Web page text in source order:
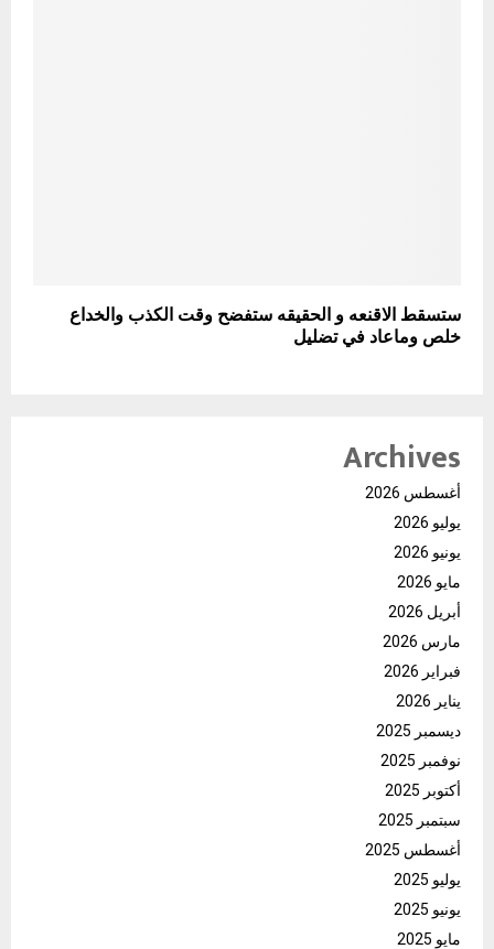
ستسقط الاقنعه و الحقيقه ستفضح وقت الكذب والخداع
خلص وماعاد في تضليل
Archives
أغسطس 2026
يوليو 2026
يونيو 2026
مايو 2026
أبريل 2026
مارس 2026
فبراير 2026
يناير 2026
ديسمبر 2025
نوفمبر 2025
أكتوبر 2025
سبتمبر 2025
أغسطس 2025
يوليو 2025
يونيو 2025
مايو 2025